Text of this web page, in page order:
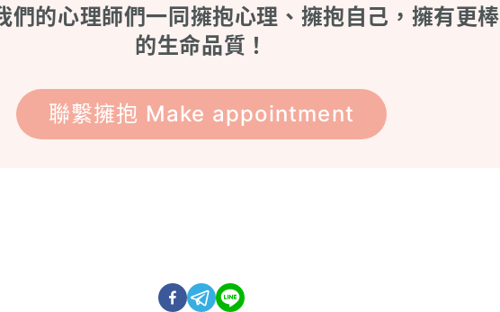
們的心理師們一同擁抱心理、擁抱自己，擁有更棒
的生命品質！
聯繫擁抱 Make appointment